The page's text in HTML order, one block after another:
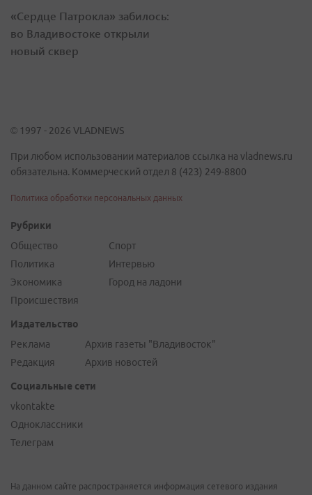
«Сердце Патрокла» забилось:
во Владивостоке открыли
новый сквер
© 1997 - 2026 VLADNEWS
При любом использовании материалов ссылка на vladnews.ru
обязательна. Коммерческий отдел 8 (423) 249-8800
Политика обработки персональных данных
Рубрики
Общество
Политика
Экономика
Происшествия
Спорт
Интервью
Город на ладони
Издательство
Реклама
Редакция
Архив газеты "Владивосток"
Архив новостей
Социальные сети
vkontakte
Одноклассники
Телеграм
На данном сайте распространяется информация сетевого издания